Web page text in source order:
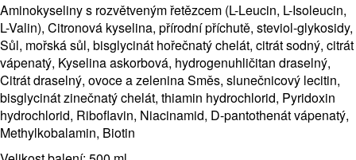
Aminokyseliny s rozvětveným řetězcem (L-Leucin, L-Isoleucin,
L-Valin), Citronová kyselina, přírodní příchutě, steviol-glykosidy,
Sůl, mořská sůl, bisglycinát hořečnatý chelát, citrát sodný, citrát
vápenatý, Kyselina askorbová, hydrogenuhličitan draselný,
Citrát draselný, ovoce a zelenina Směs, slunečnicový lecitin,
bisglycinát zinečnatý chelát, thiamin hydrochlorid, Pyridoxin
hydrochlorid, Riboflavin, Niacinamid, D-pantothenát vápenatý,
Methylkobalamin, Biotin